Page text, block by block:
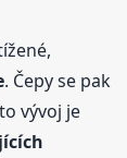
. Čepy se pak
vývoj je